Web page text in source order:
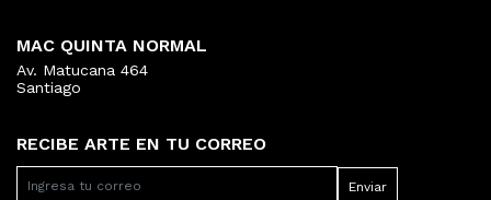
RECIBE ARTE EN TU CORREO
MAC QUINTA NORMAL
Av. Matucana 464
Santiago